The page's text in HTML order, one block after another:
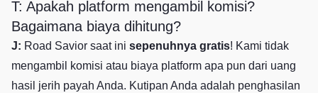
T: Apakah platform mengambil komisi?
Bagaimana biaya dihitung?
J: Road Savior saat ini sepenuhnya gratis! Kami tidak
mengambil komisi atau biaya platform apa pun dari uang
hasil jerih payah Anda. Kutipan Anda adalah penghasilan